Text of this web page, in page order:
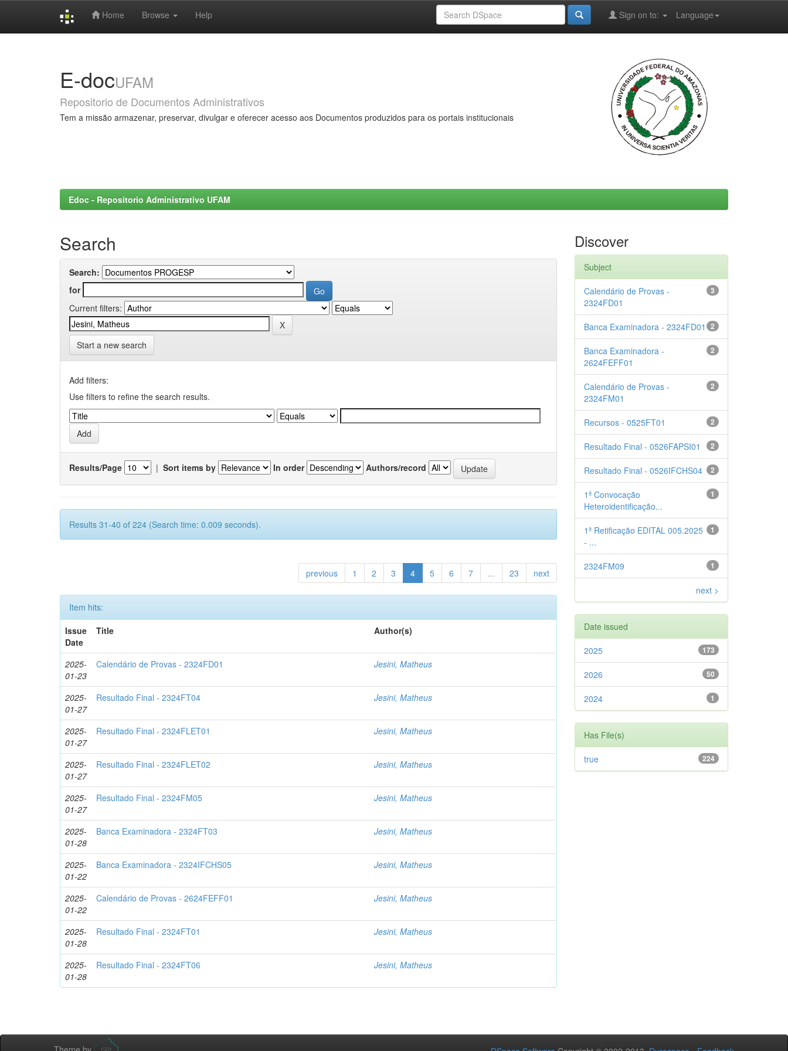
Home Browse Help Language
Sign on to:
E-docUFAM
Repositorio de Documentos Administrativos
Tem a missão armazenar, preservar, divulgar e oferecer acesso aos Documentos produzidos para os portais institucionais
Edoc - Repositorio Administrativo UFAM
Search
Search:
for
Current filters:
Start a new search
Add filters:
Use filters to refine the search results.
Results/Page | Sort items by In order Authors/record
Results 31-40 of 224 (Search time: 0.009 seconds).
previous 1 2 3 4 5 6 7 ... 23 next
Item hits:
Issue
Date
Title Author(s)
2025-
01-23
Calendário de Provas - 2324FD01 Jesini, Matheus
2025-
01-27
Resultado Final - 2324FT04 Jesini, Matheus
2025-
01-27
Resultado Final - 2324FLET01 Jesini, Matheus
2025-
01-27
Resultado Final - 2324FLET02 Jesini, Matheus
2025-
01-27
Resultado Final - 2324FM05 Jesini, Matheus
2025-
01-28
Banca Examinadora - 2324FT03 Jesini, Matheus
2025-
01-22
Banca Examinadora - 2324IFCHS05 Jesini, Matheus
2025-
01-22
Calendário de Provas - 2624FEFF01 Jesini, Matheus
2025-
01-28
Resultado Final - 2324FT01 Jesini, Matheus
2025-
01-28
Resultado Final - 2324FT06 Jesini, Matheus
Discover
Subject
3
Calendário de Provas -
2324FD01
2
Banca Examinadora - 2324FD01
2
Banca Examinadora -
2624FEFF01
2
Calendário de Provas -
2324FM01
2
Recursos - 0525FT01
2
Resultado Final - 0526FAPSI01
2
Resultado Final - 0526IFCHS04
1
1ª Convocação
Heteroidentificação...
1
1ª Retificação EDITAL 005.2025
- ...
1
2324FM09
next >
Date issued
173
2025
50
2026
1
2024
Has File(s)
224
true